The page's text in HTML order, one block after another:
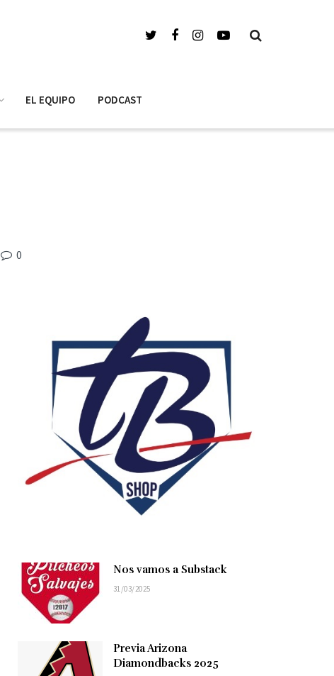
EL EQUIPO PODCAST
0
Nos vamos a Substack
31/03/2025
Previa Arizona
Diamondbacks 2025